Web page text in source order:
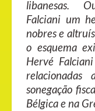
libanesas.
Falciani um
nobres e
o esquema
Hervé
sonegação
Bélgica e na